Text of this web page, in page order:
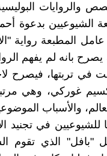
والروايات
الشيوعيين بدعوة
عامل المطبعة رواية
بانه لم يفهم
في تربتها، فيصرح
غوركي، وهي
والأسباب
في تجنيد
"بافل" الذي تقوم